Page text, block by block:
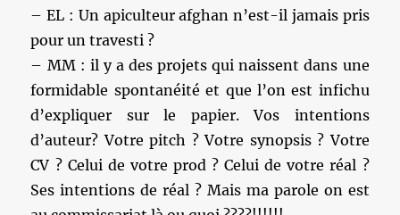
– EL : Un apiculteur afghan n’est-il jamais pris
pour un travesti ?
– MM : il y a des projets qui naissent dans une
formidable spontanéité et que l’on est infichu
d’expliquer sur le papier. Vos intentions
d’auteur? Votre pitch ? Votre synopsis ? Votre
CV ? Celui de votre prod ? Celui de votre réal ?
Ses intentions de réal ? Mais ma parole on est